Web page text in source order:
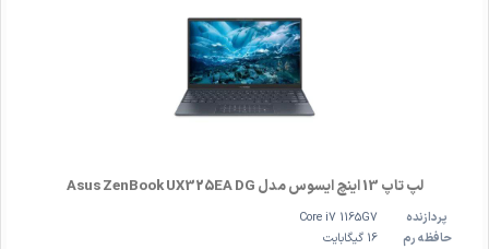
لپ تاپ 13 اینچ ایسوس مدل Asus ZenBook UX325EA DG
پردازنده
Core i7 1165G7
حافظه رم
16 گیگابایت